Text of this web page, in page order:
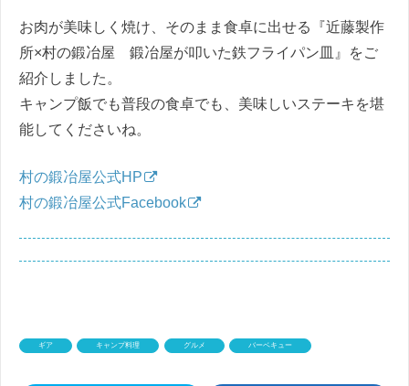
お肉が美味しく焼け、そのまま食卓に出せる『近藤製作
所×村の鍛冶屋 鍛冶屋が叩いた鉄フライパン皿』をご
紹介しました。
キャンプ飯でも普段の食卓でも、美味しいステーキを堪
能してくださいね。
村の鍛冶屋公式HP
村の鍛冶屋公式Facebook
ギア キャンプ料理 グルメ バーベキュー